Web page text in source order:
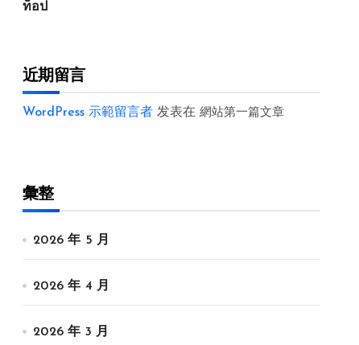
ท็อป
近期留言
WordPress 示範留言者 发表在 網站第一篇文章
彙整
2026 年 5 月
2026 年 4 月
2026 年 3 月